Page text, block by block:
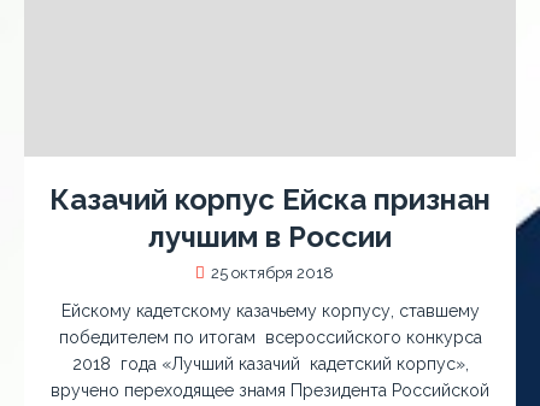
Казачий корпус Ейска признан
лучшим в России
25 октября 2018
Ейскому кадетскому казачьему корпусу, ставшему
победителем по итогам всероссийского конкурса
2018 года «Лучший казачий кадетский корпус»,
вручено переходящее знамя Президента Российской